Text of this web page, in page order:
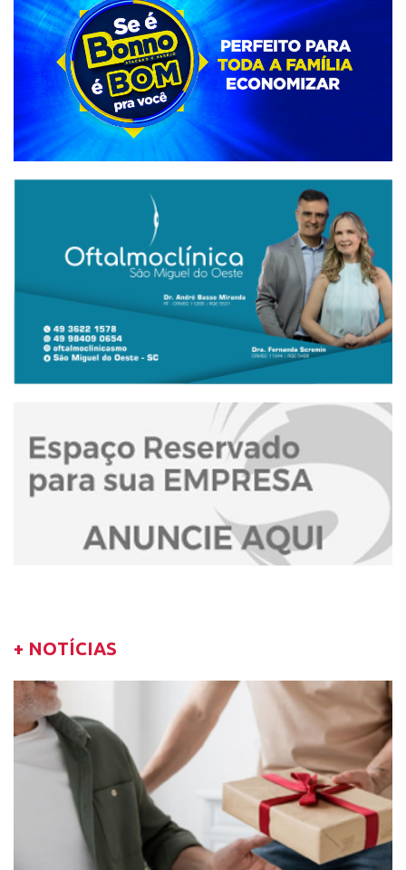
+ NOTÍCIAS